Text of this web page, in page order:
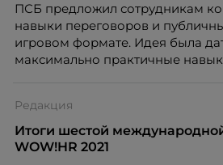
ПСБ предложил сотрудникам
навыки переговоров и
игровом формате. Идея была
максимально практичные
Редакция
Итоги шестой
WOW!HR 2021